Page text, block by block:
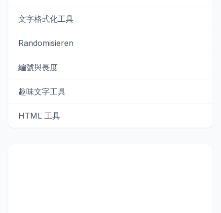
文字格式化工具
Randomisieren
編號與長度
趣味文字工具
HTML 工具